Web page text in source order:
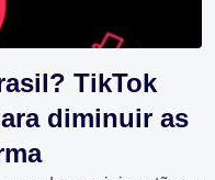
TikTok
diminuir as